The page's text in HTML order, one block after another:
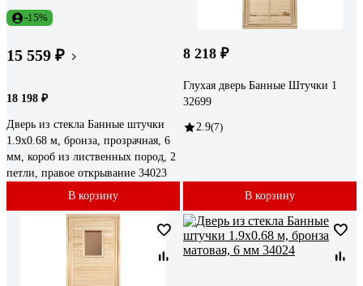
-15%
15 559 ₽
18 198 ₽
Дверь из стекла Банные штучки
1.9x0.68 м, бронза, прозрачная, 6
мм, короб из лиственных пород, 2
петли, правое открывание 34023
В корзину
8 218 ₽
Глухая дверь Банные Штучки 1
32699
2.9(7)
В корзину